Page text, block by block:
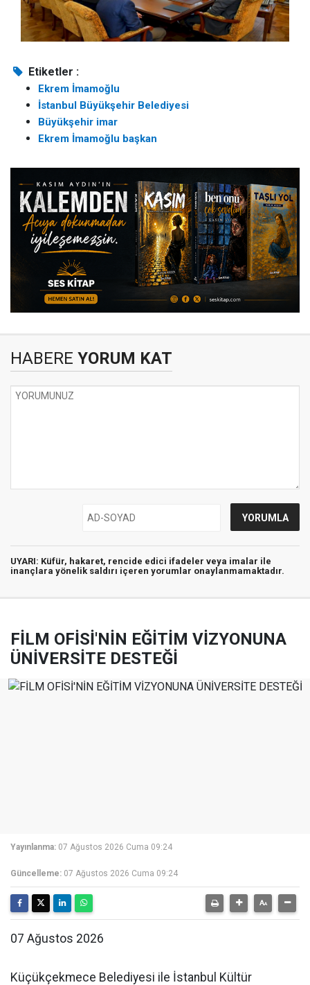
Etiketler :
Ekrem İmamoğlu
İstanbul Büyükşehir Belediyesi
Büyükşehir imar
Ekrem İmamoğlu başkan
HABERE YORUM KAT
UYARI: Küfür, hakaret, rencide edici ifadeler veya imalar ile
inançlara yönelik saldırı içeren yorumlar onaylanmamaktadır.
FİLM OFİSİ'NİN EĞİTİM VİZYONUNA
ÜNİVERSİTE DESTEĞİ
Yayınlanma: 07 Ağustos 2026 Cuma 09:24
Güncelleme: 07 Ağustos 2026 Cuma 09:24
07 Ağustos 2026
Küçükçekmece Belediyesi ile İstanbul Kültür